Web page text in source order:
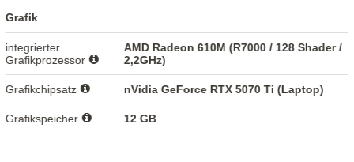
Grafik
integrierter
Grafikprozessor
AMD Radeon 610M (R7000 / 128 Shader /
2,2GHz)
Grafikchipsatz nVidia GeForce RTX 5070 Ti (Laptop)
Grafikspeicher 12 GB